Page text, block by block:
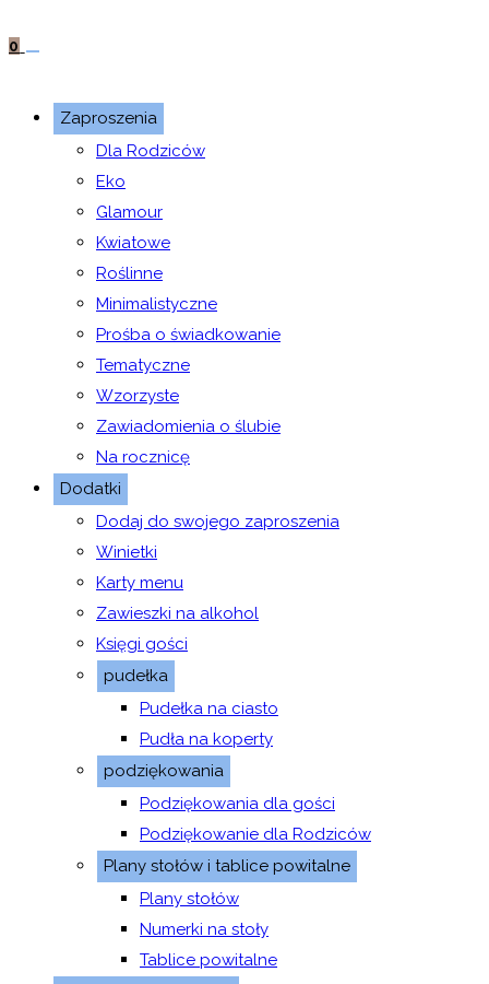
0
Zaproszenia
Dla Rodziców
Eko
Glamour
Kwiatowe
Roślinne
Minimalistyczne
Prośba o świadkowanie
Tematyczne
Wzorzyste
Zawiadomienia o ślubie
Na rocznicę
Dodatki
Dodaj do swojego zaproszenia
Winietki
Karty menu
Zawieszki na alkohol
Księgi gości
pudełka
Pudełka na ciasto
Pudła na koperty
podziękowania
Podziękowania dla gości
Podziękowanie dla Rodziców
Plany stołów i tablice powitalne
Plany stołów
Numerki na stoły
Tablice powitalne